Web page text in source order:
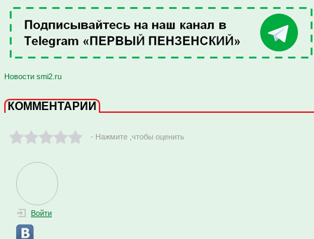
Новости smi2.ru
КОММЕНТАРИИ
- Нажмите ,чтобы оценить
Войти